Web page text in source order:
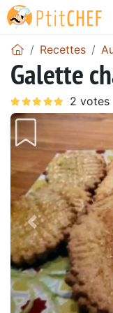
Recettes
Galette
Précédent